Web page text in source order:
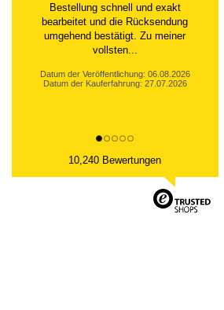
Schnelle Lieferung-Ware wie
abgebildet.
Datum der Veröffentlichung: 06.08.2026
Datum der Kauferfahrung: 23.07.2026
10,240 Bewertungen